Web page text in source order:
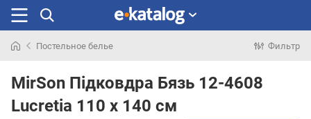
раньше
Постельное белье Фильтр
MirSon Підковдра Бязь 12-4608
Lucretia 110 x 140 см